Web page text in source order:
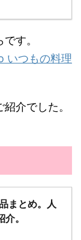
す。
いつもの料理
紹介でした。
まとめ。人
。